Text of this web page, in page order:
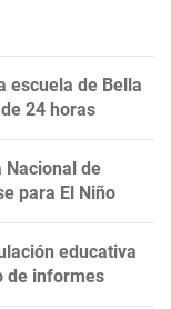
escuela de Bella
24 horas
Nacional de
para El Niño
educativa
de informes